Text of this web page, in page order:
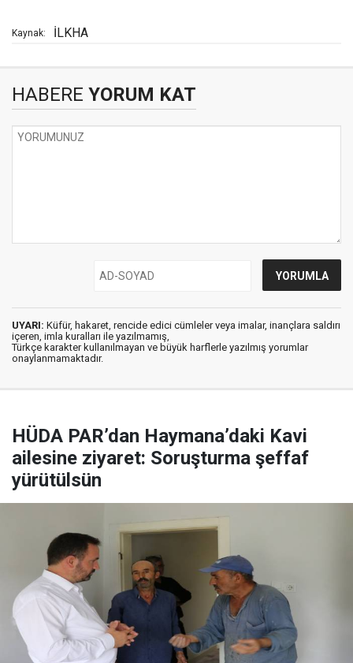
Kaynak: İLKHA
HABERE YORUM KAT
UYARI: Küfür, hakaret, rencide edici cümleler veya imalar, inançlara saldırı
içeren, imla kuralları ile yazılmamış,
Türkçe karakter kullanılmayan ve büyük harflerle yazılmış yorumlar
onaylanmamaktadır.
HÜDA PAR’dan Haymana’daki Kavi
ailesine ziyaret: Soruşturma şeffaf
yürütülsün